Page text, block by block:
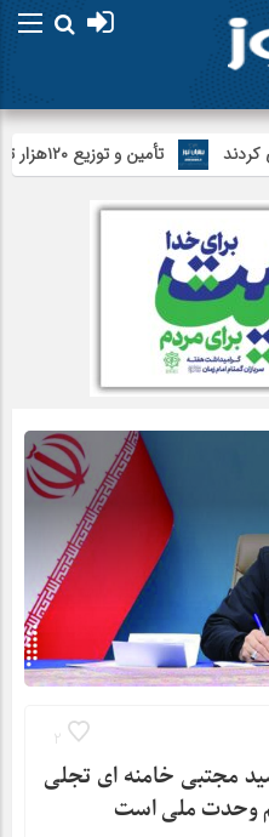
تأمین و توزیع ۱۲۰هزار تن کالای اساسی در استان اردبیل/ خط دوم ایکس‌ری گمرک بیله‌سوار با تجهیزات مدرن عملیاتی خواهد شد
2
مجتبی خامنه ای تجلی
وحدت ملی است